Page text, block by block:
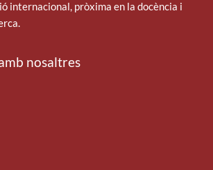
internacional, pròxima en la docència i
nosaltres